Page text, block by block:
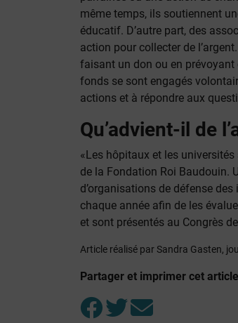
même temps, ils soutiennent
éducatif. D’autre part, des
action pour collecter de
faisant un don ou en
fonds se sont engagés
actions et à répondre aux
Qu’advient-il de
«Les hôpitaux et les
de la Fondation Roi Baudouin.
d’organisations de défense
chaque année afin de les
et sont présentés au Congrès
Article réalisé par Sandra Gasten,
Partager et imprimer cet article